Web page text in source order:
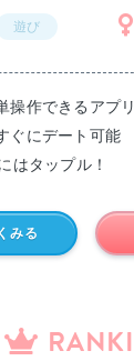
操作できるアプリ
ぐにデート可能
はタップル！
遊び
みる